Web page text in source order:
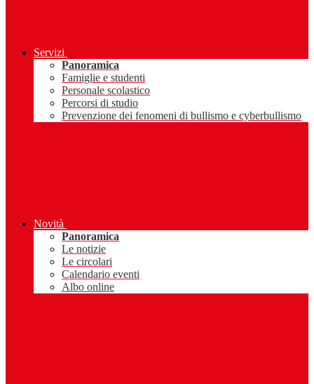
Servizi
Panoramica
Famiglie e studenti
Personale scolastico
Percorsi di studio
Prevenzione dei fenomeni di bullismo e cyberbullismo
Novità
Panoramica
Le notizie
Le circolari
Calendario eventi
Albo online